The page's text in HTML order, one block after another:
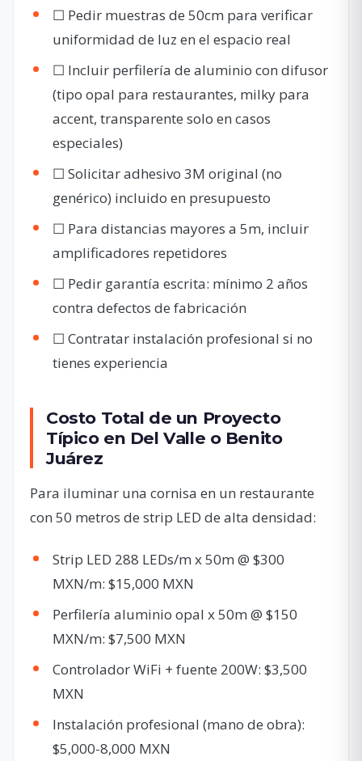
☐ Pedir muestras de 50cm para verificar
uniformidad de luz en el espacio real
☐ Incluir perfilería de aluminio con difusor
(tipo opal para restaurantes, milky para
accent, transparente solo en casos
especiales)
☐ Solicitar adhesivo 3M original (no
genérico) incluido en presupuesto
☐ Para distancias mayores a 5m, incluir
amplificadores repetidores
☐ Pedir garantía escrita: mínimo 2 años
contra defectos de fabricación
☐ Contratar instalación profesional si no
tienes experiencia
Costo Total de un Proyecto
Típico en Del Valle o Benito
Juárez
Para iluminar una cornisa en un restaurante
con 50 metros de strip LED de alta densidad:
Strip LED 288 LEDs/m x 50m @ $300
MXN/m: $15,000 MXN
Perfilería aluminio opal x 50m @ $150
MXN/m: $7,500 MXN
Controlador WiFi + fuente 200W: $3,500
MXN
Instalación profesional (mano de obra):
$5,000-8,000 MXN